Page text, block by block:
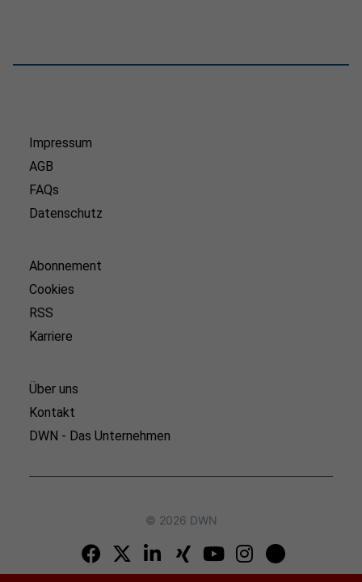
Impressum
AGB
FAQs
Datenschutz
Abonnement
Cookies
RSS
Karriere
Über uns
Kontakt
DWN - Das Unternehmen
© 2026 DWN